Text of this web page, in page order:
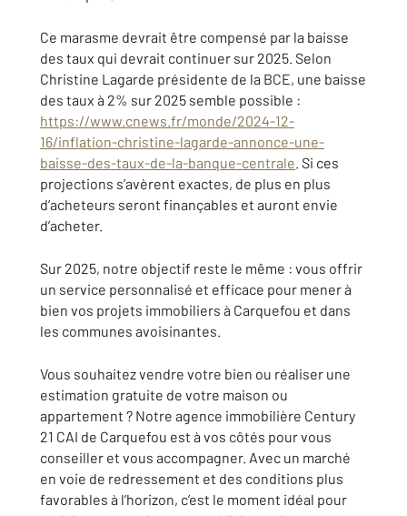
Ce marasme devrait être compensé par la baisse
des taux qui devrait continuer sur 2025. Selon
Christine Lagarde présidente de la BCE, une baisse
des taux à 2% sur 2025 semble possible :
https://www.cnews.fr/monde/2024-12-
16/inflation-christine-lagarde-annonce-une-
baisse-des-taux-de-la-banque-centrale. Si ces
projections s’avèrent exactes, de plus en plus
d’acheteurs seront finançables et auront envie
d’acheter.
Sur 2025, notre objectif reste le même : vous offrir
un service personnalisé et efficace pour mener à
bien vos projets immobiliers à Carquefou et dans
les communes avoisinantes.
Vous souhaitez vendre votre bien ou réaliser une
estimation gratuite de votre maison ou
appartement ? Notre agence immobilière Century
21 CAI de Carquefou est à vos côtés pour vous
conseiller et vous accompagner. Avec un marché
en voie de redressement et des conditions plus
favorables à l’horizon, c’est le moment idéal pour